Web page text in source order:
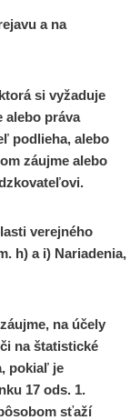
a na
si vyžaduje
alebo práva
podlieha, alebo
záujme alebo
verejného
h) a i) Nariadenia,
na účely
na štatistické
pokiaľ je
17 ods. 1.
sťaží